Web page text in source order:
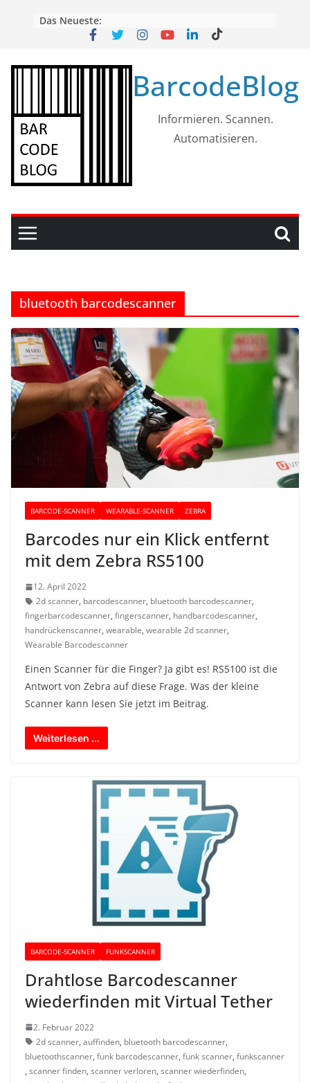
Das Neueste:
BarcodeBlog
Informieren. Scannen.
Automatisieren.
bluetooth barcodescanner
BARCODE-SCANNER WEARABLE-SCANNER ZEBRA
Barcodes nur ein Klick entfernt
mit dem Zebra RS5100
12. April 2022
2d scanner, barcodescanner, bluetooth barcodescanner,
fingerbarcodescanner, fingerscanner, handbarcodescanner,
handrückenscanner, wearable, wearable 2d scanner,
Wearable Barcodescanner
Einen Scanner für die Finger? Ja gibt es! RS5100 ist die
Antwort von Zebra auf diese Frage. Was der kleine
Scanner kann lesen Sie jetzt im Beitrag.
Weiterlesen ...
BARCODE-SCANNER FUNKSCANNER
Drahtlose Barcodescanner
wiederfinden mit Virtual Tether
2. Februar 2022
2d scanner, auffinden, bluetooth barcodescanner,
bluetoothscanner, funk barcodescanner, funk scanner, funkscanner
, scanner finden, scanner verloren, scanner wiederfinden,